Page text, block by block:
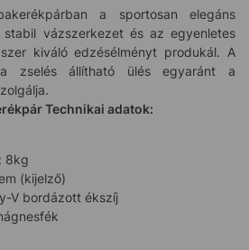
a sportosan elegáns
stabil vázszerkezet és az egyenletes
kiváló edzésélményt produkál. A
zselés állítható ülés egyaránt a
Technikai adatok:
8kg
(kijelző)
V bordázott ékszíj